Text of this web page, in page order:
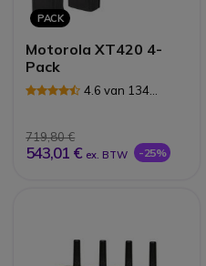
PACK
Motorola XT420 4-
Pack
4.6 van 134
719,80 €
543,01 € ex. BTW -25%